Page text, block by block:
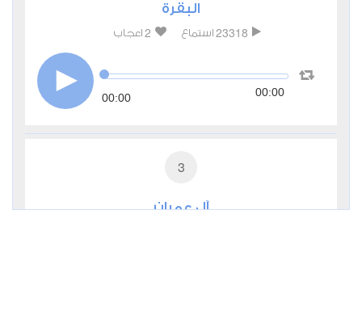
البقرة
23318 استماع 2 اعجاب
00:00 00:00
3
آل عمران